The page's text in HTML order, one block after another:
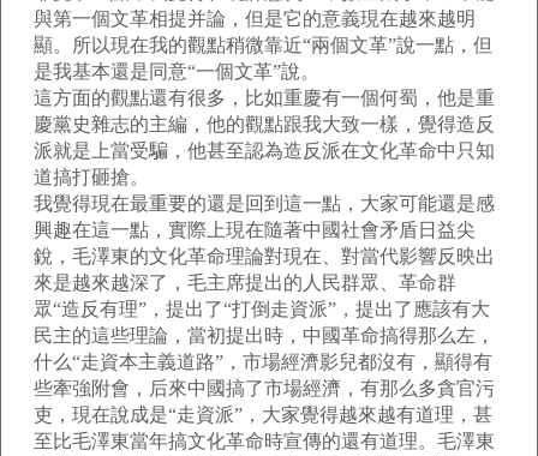
與第一個文革相提并論，但是它的意義現在越來越明
顯。所以現在我的觀點稍微靠近“兩個文革”說一點，但
是我基本還是同意“一個文革”說。
這方面的觀點還有很多，比如重慶有一個何蜀，他是重
慶黨史雜志的主編，他的觀點跟我大致一樣，覺得造反
派就是上當受騙，他甚至認為造反派在文化革命中只知
道搞打砸搶。
我覺得現在最重要的還是回到這一點，大家可能還是感
興趣在這一點，實際上現在隨著中國社會矛盾日益尖
銳，毛澤東的文化革命理論對現在、對當代影響反映出
來是越來越深了，毛主席提出的人民群眾、革命群
眾“造反有理”，提出了“打倒走資派”，提出了應該有大
民主的這些理論，當初提出時，中國革命搞得那么左，
什么“走資本主義道路”，市場經濟影兒都沒有，顯得有
些牽強附會，后來中國搞了市場經濟，有那么多貪官污
吏，現在說成是“走資派”，大家覺得越來越有道理，甚
至比毛澤東當年搞文化革命時宣傳的還有道理。毛澤東